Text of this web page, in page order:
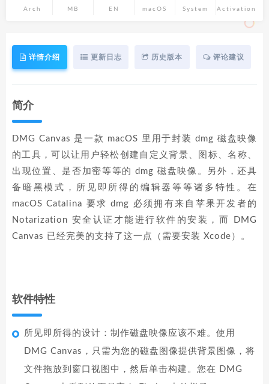
Arch MB EN macOS System Activation
详情介绍 更新日志 历史版本 评论建议
简介
DMG Canvas 是一款 macOS 里用于封装 dmg 磁盘映像
的工具，可以让用户轻松创建自定义背景、图标、名称、
出现位置、是否加密等等的 dmg 磁盘映像。另外，还具
备暗黑模式，所见即所得的编辑器等等诸多特性。在
macOS Catalina 要求 dmg 必须拥有来自苹果开发者的
Notarization 安全认证才能进行软件的安装，而 DMG
Canvas 已经完美的支持了这一点（需要安装 Xcode）。
软件特性
所见即所得的设计：制作磁盘映像应该不难。使用
DMG Canvas，只需为您的磁盘图像提供背景图像，将
文件拖放到窗口视图中，然后单击构建。您在 DMG